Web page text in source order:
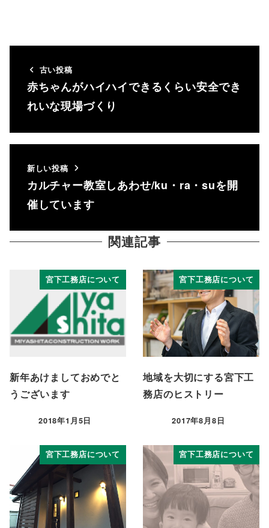
古い投稿
赤ちゃんがハイハイできるくらい安全でき
れいな現場づくり
新しい投稿
カルチャー教室しあわせ/ku・ra・suを開
催しています
関連記事
宮下工務店について
新年あけましておめでと
うございます
投稿日
2018年1月5日
宮下工務店について
地域を大切にする宮下工
務店のヒストリー
投稿日
2017年8月8日
宮下工務店について 宮下工務店について